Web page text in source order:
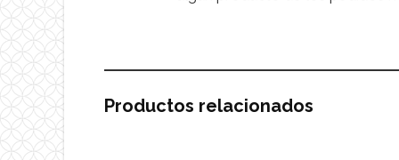
Productos relacionados